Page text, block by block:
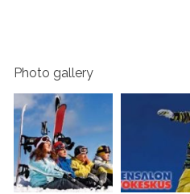
Photo gallery